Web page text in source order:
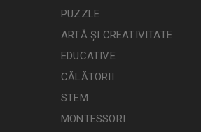
PUZZLE
ARTĂ ȘI CREATIVITATE
EDUCATIVE
CĂLĂTORII
STEM
MONTESSORI